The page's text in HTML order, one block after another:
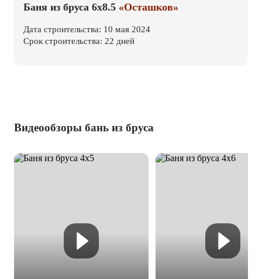
Баня из бруса 6х8.5 «Осташков»
Дата строительства: 10 мая 2024
Срок строительства: 22 дней
Видеообзоры бань из бруса